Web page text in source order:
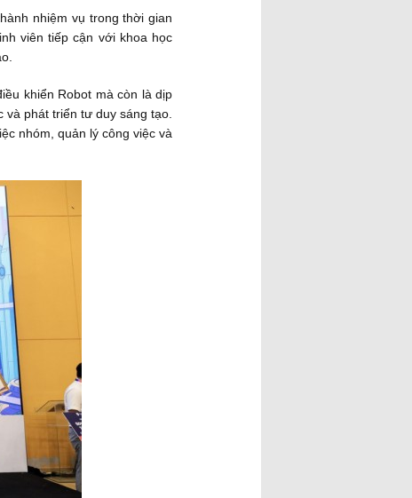
nhiệm vụ trong thời gian
viên tiếp cận với khoa học
khiển Robot mà còn là dịp
phát triển tư duy sáng tạo.
nhóm, quản lý công việc và